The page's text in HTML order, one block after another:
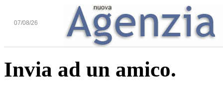
07/08/26
Invia ad un amico.